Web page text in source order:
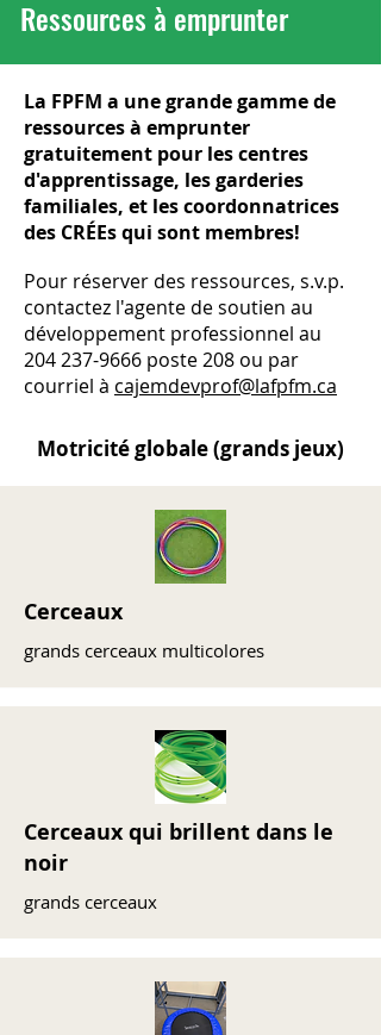
Ressources à emprunter
La FPFM a une grande gamme de
ressources à emprunter
gratuitement pour les centres
d'apprentissage, les garderies
familiales, et les coordonnatrices
des CRÉEs qui sont membres!
Pour réserver des ressources, s.v.p.
contactez l'agente de soutien au
développement professionnel au
204 237-9666 poste 208 ou par
courriel à cajemdevprof@lafpfm.ca
Motricité globale (grands jeux)
Cerceaux
grands cerceaux multicolores
Cerceaux qui brillent dans le
noir
grands cerceaux